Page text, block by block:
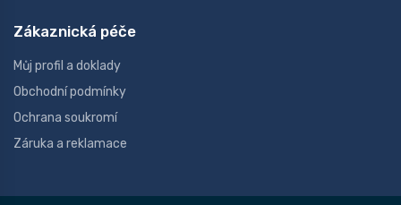
Zákaznická péče
Můj profil a doklady
Obchodní podmínky
Ochrana soukromí
Záruka a reklamace